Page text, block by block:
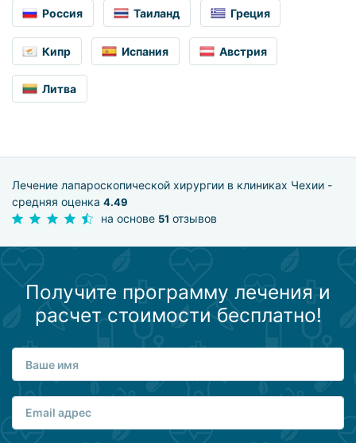
Россия Таиланд Греция
Кипр Испания Австрия
Литва
Лечение лапароскопической хирургии в клиниках Чехии -
средняя оценка 4.49
на основе 51 отзывов
Получите программу лечения и
расчет стоимости бесплатно!